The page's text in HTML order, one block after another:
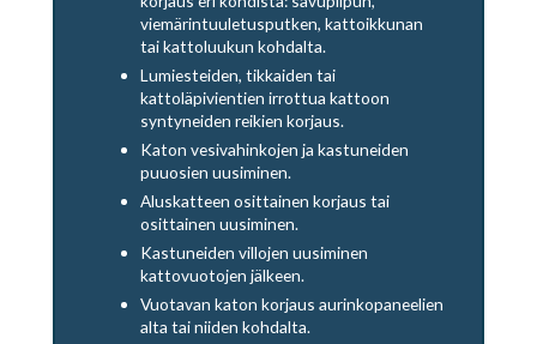
viemärintuuletusputken, kattoikkunan
tai kattoluukun kohdalta.
Lumiesteiden, tikkaiden tai
kattoläpivientien irrottua kattoon
syntyneiden reikien korjaus.
Katon vesivahinkojen ja kastuneiden
puuosien uusiminen.
Aluskatteen osittainen korjaus tai
osittainen uusiminen.
Kastuneiden villojen uusiminen
kattovuotojen jälkeen.
Vuotavan katon korjaus aurinkopaneelien
alta tai niiden kohdalta.